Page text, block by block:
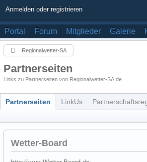
Anmelden oder registrieren
Portal Forum Mitglieder Galerie
Regionalwetter-SA
Partnerseiten
Links zu Partnerseiten von Regionalwetter-SA.de
Partnerseiten LinkUs
Wetter-Board